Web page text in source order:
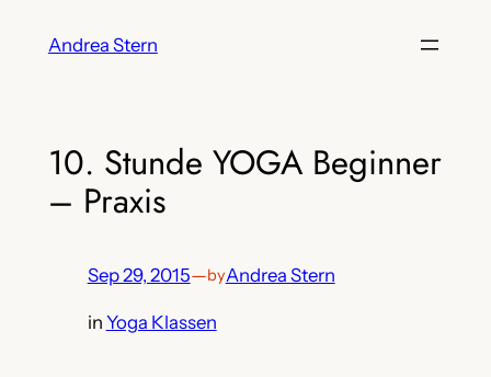
Andrea Stern
10. Stunde YOGA Beginner
– Praxis
Sep 29, 2015—byAndrea Stern
in Yoga Klassen